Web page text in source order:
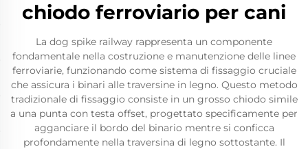
chiodo ferroviario per cani
La dog spike railway rappresenta un componente
fondamentale nella costruzione e manutenzione delle linee
ferroviarie, funzionando come sistema di fissaggio cruciale
che assicura i binari alle traversine in legno. Questo metodo
tradizionale di fissaggio consiste in un grosso chiodo simile
a una punta con testa offset, progettato specificamente per
agganciare il bordo del binario mentre si conficca
profondamente nella traversina di legno sottostante. Il